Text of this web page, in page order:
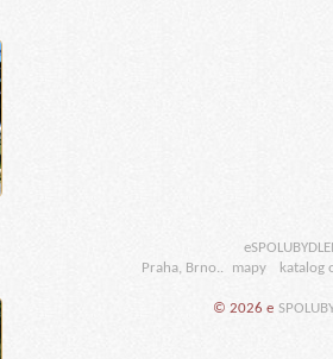
Praha, Brno..
mapy katalog
© 2026 e